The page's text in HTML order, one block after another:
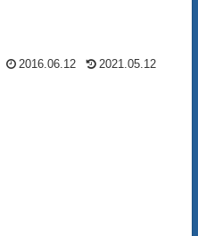
2016.06.12 2021.05.12